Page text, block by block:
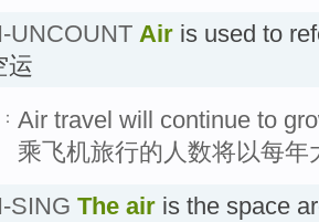
UNCOUNT Air is used to
运
Air travel will continue to
乘飞机旅行的人数将以每
SING The air is the space